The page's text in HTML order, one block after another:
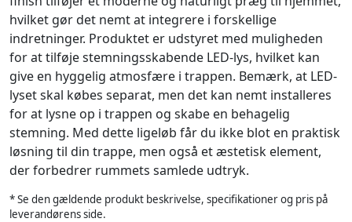
hvilket gør det nemt at integrere i forskellige
indretninger. Produktet er udstyret med muligheden
for at tilføje stemningsskabende LED-lys, hvilket kan
give en hyggelig atmosfære i trappen. Bemærk, at LED-
lyset skal købes separat, men det kan nemt installeres
for at lysne op i trappen og skabe en behagelig
stemning. Med dette ligeløb får du ikke blot en praktisk
løsning til din trappe, men også et æstetisk element,
der forbedrer rummets samlede udtryk.
* Se den gældende produkt beskrivelse, specifikationer og pris på
leverandørens side.